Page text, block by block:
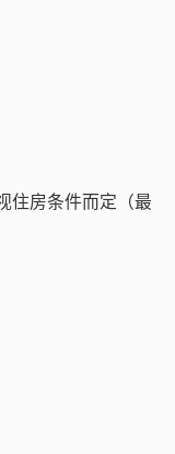
住房条件而定（最